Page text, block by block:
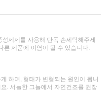
세제를 사용해 단독 손세탁해주세
른 제품에 이염이 될 수 있습니다.
하며, 형태가 변형되는 원인이 됩니
. 서늘한 그늘에서 자연건조를 권장